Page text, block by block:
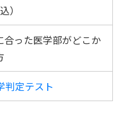
）
合った医学部がどこか
判定テスト